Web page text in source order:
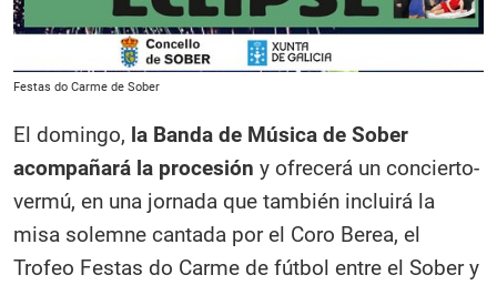
Festas do Carme de Sober
El domingo, la Banda de Música de Sober
acompañará la procesión y ofrecerá un concierto-
vermú, en una jornada que también incluirá la
misa solemne cantada por el Coro Berea, el
Trofeo Festas do Carme de fútbol entre el Sober y